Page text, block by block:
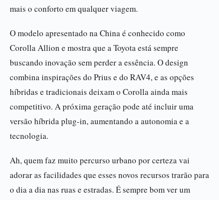
mais o conforto em qualquer viagem.
O modelo apresentado na China é conhecido como
Corolla Allion e mostra que a Toyota está sempre
buscando inovação sem perder a essência. O design
combina inspirações do Prius e do RAV4, e as opções
híbridas e tradicionais deixam o Corolla ainda mais
competitivo. A próxima geração pode até incluir uma
versão híbrida plug-in, aumentando a autonomia e a
tecnologia.
Ah, quem faz muito percurso urbano por certeza vai
adorar as facilidades que esses novos recursos trarão para
o dia a dia nas ruas e estradas. É sempre bom ver um